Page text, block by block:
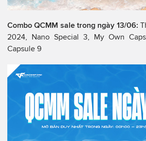
Combo QCMM sale trong ngày 13/06:
2024, Nano Special 3, My Own
Capsule 9